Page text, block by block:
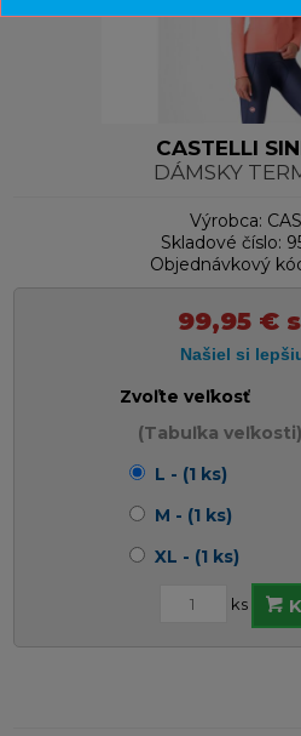
CASTELLI
DÁMSKY
Výrobca:
Skladové číslo:
Objednávkový
99,95 €s
Zvoľte veľkosť
(Tabuľka veľkosti)
L - (1 ks)
M - (1 ks)
XL - (1 ks)
ks